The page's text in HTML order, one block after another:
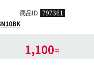
商品ID 797361
1,100円